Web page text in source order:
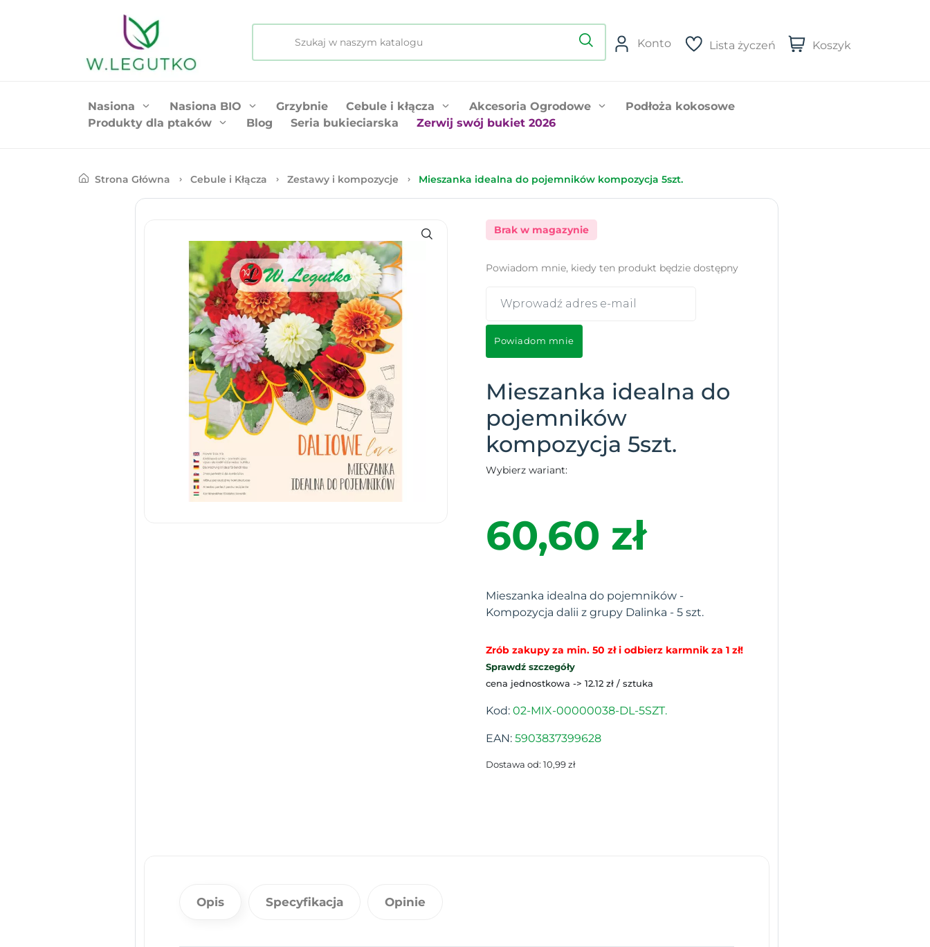
Konto Lista życzeń Koszyk
Nasiona Nasiona BIO Grzybnie Cebule i kłącza Akcesoria Ogrodowe
Podłoża kokosowe
Produkty dla ptaków
Blog Seria bukieciarska Zerwij swój bukiet 2026
Strona Główna Cebule i Kłącza Zestawy i kompozycje Mieszanka idealna do pojemników kompozycja 5szt.
Brak w magazynie
Powiadom mnie, kiedy ten produkt będzie dostępny
Powiadom mnie
Mieszanka idealna do
pojemników
kompozycja 5szt.
Wybierz wariant:
60,60 zł
Mieszanka idealna do pojemników -
Kompozycja dalii z grupy Dalinka - 5 szt.
Zrób zakupy za min. 50 zł i odbierz karmnik za 1 zł!
Sprawdź szczegóły
cena jednostkowa -> 12.12 zł / sztuka
Kod: 02-MIX-00000038-DL-5SZT.
EAN: 5903837399628
Dostawa od: 10,99 zł
Opis Specyfikacja Opinie